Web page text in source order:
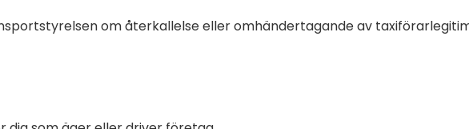
om återkallelse eller omhändertagande av